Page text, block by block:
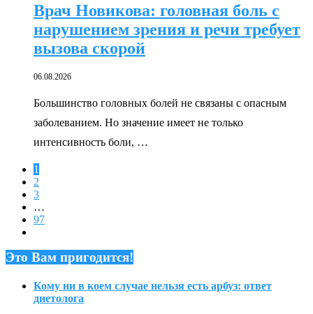
Врач Новикова: головная боль с
нарушением зрения и речи требует
вызова скорой
06.08.2026
Большинство головных болей не связаны с опасным
заболеванием. Но значение имеет не только
интенсивность боли, …
1
2
3
…
97
Это Вам пригодится!
Кому ни в коем случае нельзя есть арбуз: ответ
диетолога